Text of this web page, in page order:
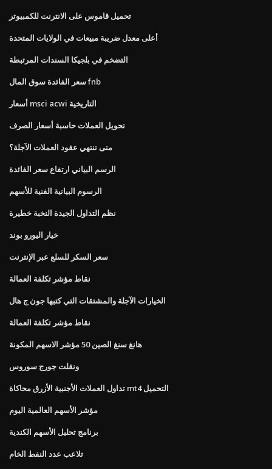
تحميل قاموس على الانترنت للكمبيوتر
أعلى معدل ضريبة مبيعات في الولايات المتحدة
التضخم في بلجيكا السندات المرتبطة
سعر الفائدة سوق المال fnb
أسعار msci acwi التاريخية
تحويل العملات حاسبة أسعار الصرف
متى تنتهي عقود العملات الآجلة؟
الرسم البياني ارتفاع سعر الفائدة
الرسوم البيانية الفنية للأسهم
نظم التداول الجيدة النخبة خطيرة
خيار اليورو بوند
سعر السكر للسلع عبر الإنترنت
نقاط مؤشر تكلفة العمالة
الخيارات الآجلة والمشتقات التي كتبها جون ج هال
نقاط مؤشر تكلفة العمالة
هانغ سنغ الصين 50 مؤشر الاسهم المكونة
ونقلت جورج سوروس
تداول العملات الأجنبية الأزرق محاكاة mt4 التحميل
مؤشر الأسهم العالمية اليوم
برنامج تحليل الأسهم الكندية
تلاعب عدد النفط الخام